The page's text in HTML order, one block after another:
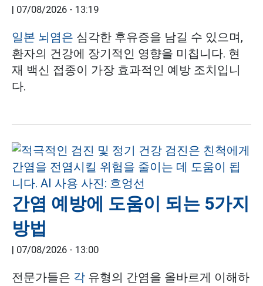
| 07/08/2026 - 13:19
일본 뇌염은 심각한 후유증을 남길 수 있으며,
환자의 건강에 장기적인 영향을 미칩니다. 현
재 백신 접종이 가장 효과적인 예방 조치입니
다.
간염 예방에 도움이 되는 5가지
방법
| 07/08/2026 - 13:00
전문가들은 각 유형의 간염을 올바르게 이해하